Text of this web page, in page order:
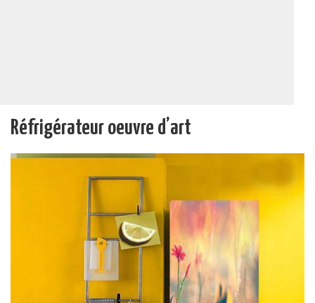
Réfrigérateur oeuvre d’art